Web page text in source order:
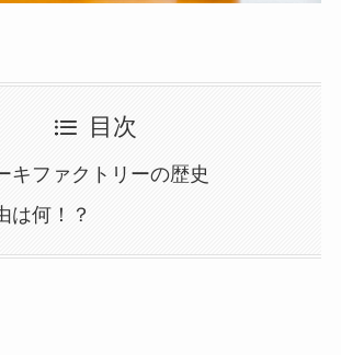
目次
キファクトリーの歴史
は何！？